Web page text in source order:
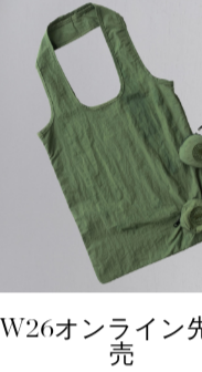
い、さらに心地よく仕上げ
ル）コレクションの売上の
動の支援に充てられます。
ラックス」は、程よい厚みの
し、滑らかな風合いに仕上
つツインステッチで仕上げ
えています。
ナダグース コレクション対
オンライン
売